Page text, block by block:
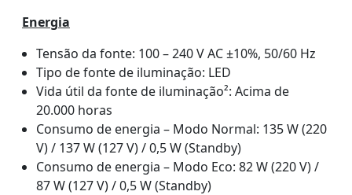
Energia
Tensão da fonte: 100 – 240 V AC ±10%, 50/60 Hz
Tipo de fonte de iluminação: LED
Vida útil da fonte de iluminação²: Acima de
20.000 horas
Consumo de energia – Modo Normal: 135 W (220
V) / 137 W (127 V) / 0,5 W (Standby)
Consumo de energia – Modo Eco: 82 W (220 V) /
87 W (127 V) / 0,5 W (Standby)